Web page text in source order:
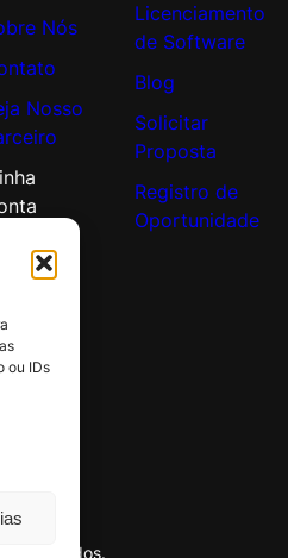
ou IDs
Nós
Nosso
Licenciamento
de Software
Blog
Solicitar
Proposta
Registro de
Oportunidade
reservados.